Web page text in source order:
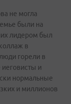
не могла
были на
лидером был
в
горели в
иеговисты и
нормальные
и миллионов